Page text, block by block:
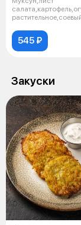
545 ₽
Закуски